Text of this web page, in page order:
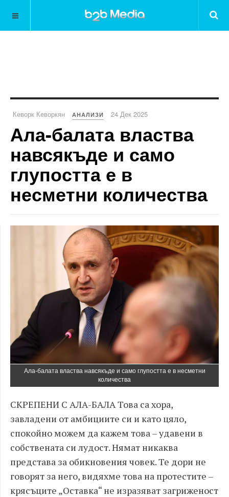
Кеворк Кеворкян АНАЛИЗИ 24 Дек 2025
Ала-балата властва
навсякъде и само
глупостта е в
несметни количества
Ала-балата властва навсякъде и само глупостта е в несметни
количества
СКРЕПЕНИ С АЛА-БАЛА Това са хора,
завладени от амбициите си и като цяло,
спокойно можем да кажем това – удавени в
собствената си лудост. Нямат никаква
представа за обикновения човек. Те дори не
говорят за него, видяхме това на протестите –
крясъците „Оставка“ не изразяват загриженост